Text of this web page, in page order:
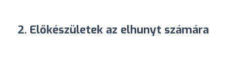
2. Előkészületek az elhunyt számára